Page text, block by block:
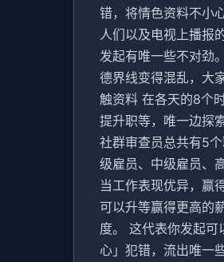
错，将情色资料不小
人们以及电视上播报
发起有唯一些不对劲
德界线变得混乱，大
触资料 在各天的8个
提升职等，唯一边探
社群审查员总共有5
级雇员、中级雇员、
当工作表现优异，赢
可以升等赢得更高的
度。 这代表你发起可
心」犯错，流出唯一